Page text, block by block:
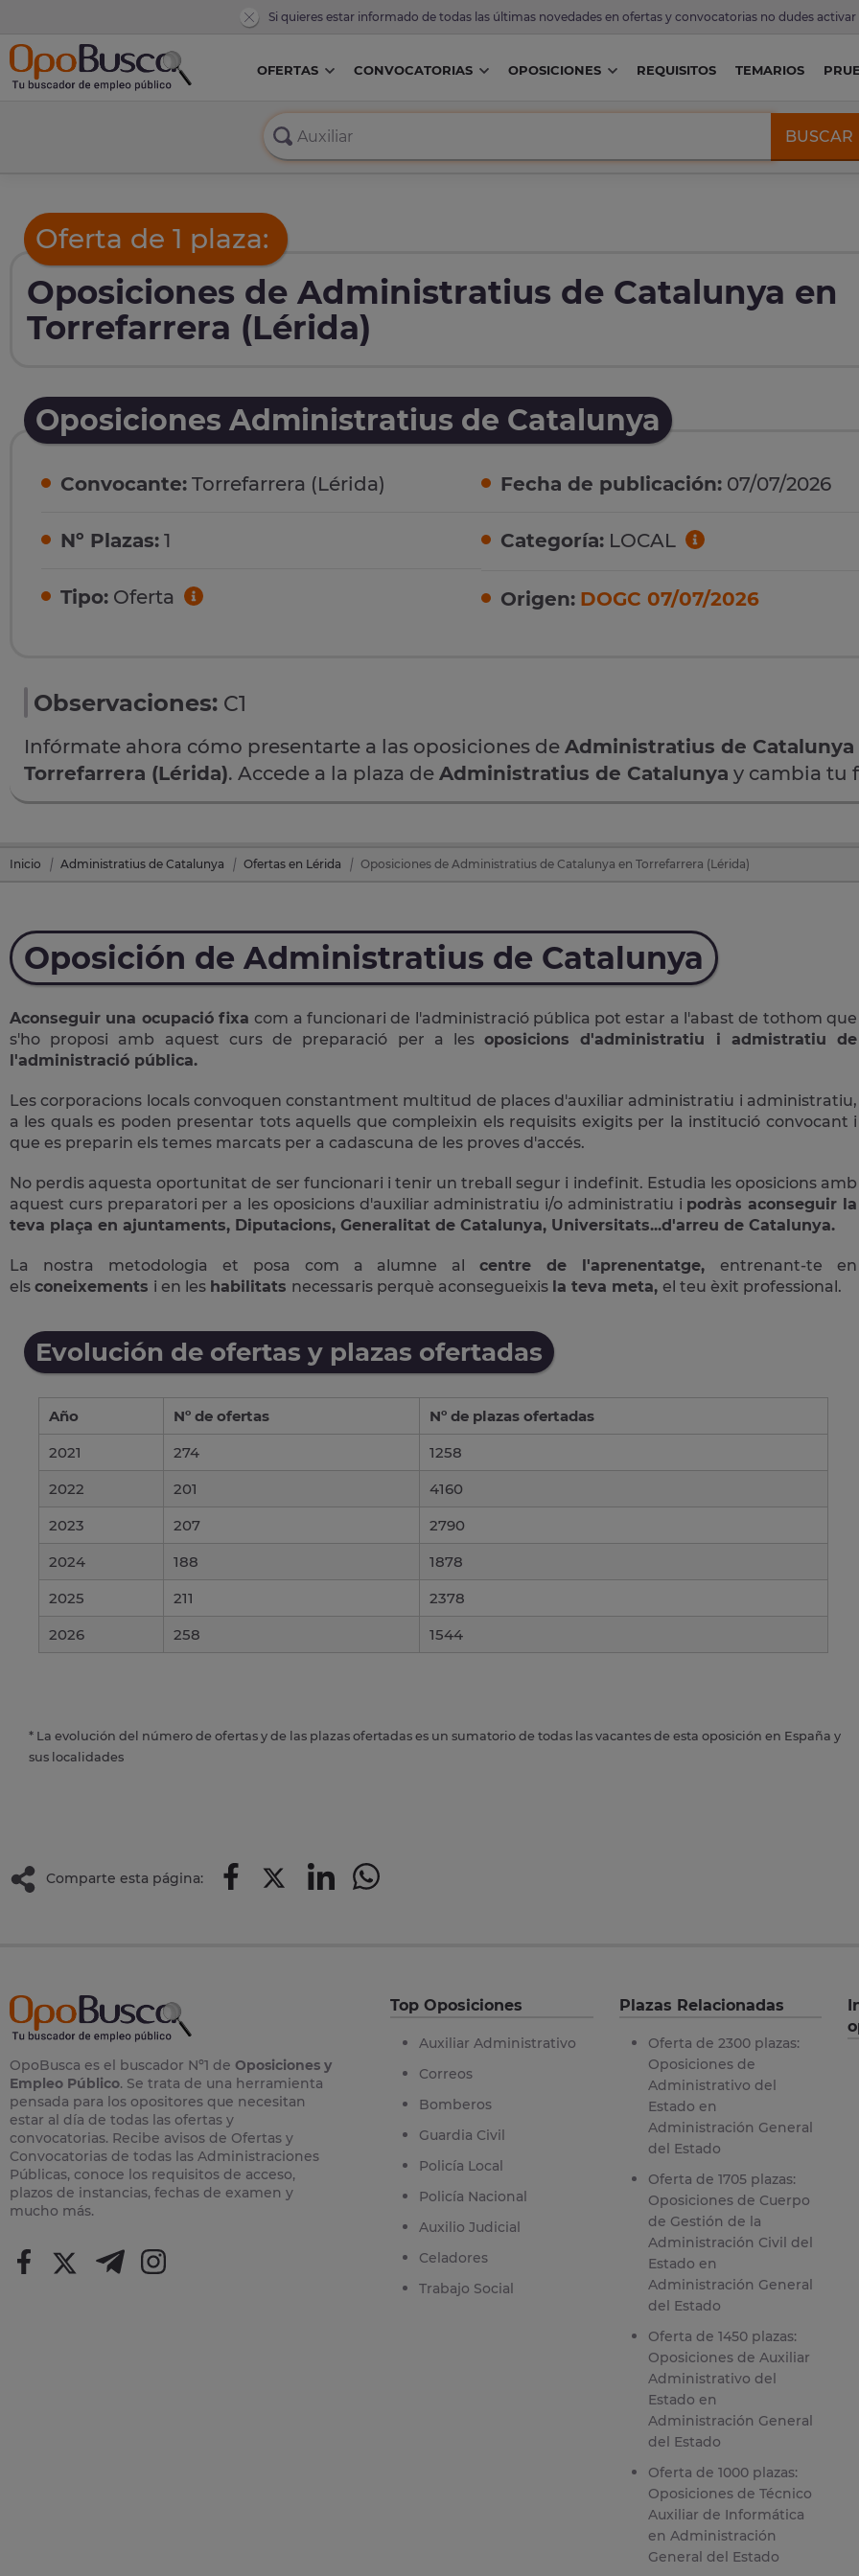
Si quieres estar informado de todas las últimas novedades en ofertas y convocatorias no dudes activar
OFERTAS CONVOCATORIAS OPOSICIONES REQUISITOS TEMARIOS
BUSCAR
Oferta de 1 plaza:
Oposiciones de Administratius de Catalunya en
Torrefarrera (Lérida)
Oposiciones Administratius de Catalunya
Convocante: Torrefarrera (Lérida)
Nº Plazas: 1
Tipo: Oferta
Fecha de publicación: 07/07/2026
Categoría: LOCAL
Origen: DOGC 07/07/2026
Observaciones: C1
Infórmate ahora cómo presentarte a las oposiciones de Administratius de Catalunya
Torrefarrera (Lérida). Accede a la plaza de Administratius de Catalunya y cambia tu
Inicio Administratius de Catalunya Ofertas en Lérida Oposiciones de Administratius de Catalunya en Torrefarrera (Lérida)
Oposición de Administratius de Catalunya
Aconseguir una ocupació fixacom a funcionari de l'administració pública pot estar a l'abast de tothom que
s'ho proposi amb aquest curs de preparació per a lesoposicions d'administratiu i admistratiu de
l'administració pública.
Les corporacions locals convoquen constantment multitud de places d'auxiliar administratiu i administratiu,
a les quals es poden presentar tots aquells que compleixin els requisits exigits per la institució convocant i
que es preparin els temes marcats per a cadascuna de les proves d'accés.
No perdis aquesta oportunitat de ser funcionari i tenir un treball segur i indefinit. Estudia les oposicions amb
aquest curs preparatori per a les oposicions d'auxiliar administratiu i/o administratiu i podràs aconseguir la
teva plaça en ajuntaments, Diputacions, Generalitat de Catalunya, Universitats...d'arreu de Catalunya.
La nostra metodologia et posa com a alumne alcentre de l'aprenentatge,entrenant-te en
els coneixements i en les habilitats necessaris perquè aconsegueixis la teva meta, el teu èxit professional.
Evolución de ofertas y plazas ofertadas
Año Nº de ofertas
Nº de plazas ofertadas
2021
274
1258
2022
201
4160
2023
207
2790
2024
188
1878
2025
211
2378
2026
258 1544
* La evolución del número de ofertas y de las plazas ofertadas es un sumatorio de todas las vacantes de esta oposición en España y
sus localidades
Comparte esta página:
OpoBusca es el buscador Nº1 de Oposiciones y
Empleo Público. Se trata de una herramienta
pensada para los opositores que necesitan
estar al día de todas las ofertas y
convocatorias. Recibe avisos de Ofertas y
Convocatorias de todas las Administraciones
Públicas, conoce los requisitos de acceso,
plazos de instancias, fechas de examen y
mucho más.
Top Oposiciones
Auxiliar Administrativo
Correos
Bomberos
Guardia Civil
Policía Local
Policía Nacional
Auxilio Judicial
Celadores
Trabajo Social
Plazas Relacionadas
Oferta de 2300 plazas:
Oposiciones de
Administrativo del
Estado en
Administración General
del Estado
Oferta de 1705 plazas:
Oposiciones de Cuerpo
de Gestión de la
Administración Civil del
Estado en
Administración General
del Estado
Oferta de 1450 plazas:
Oposiciones de Auxiliar
Administrativo del
Estado en
Administración General
del Estado
Oferta de 1000 plazas:
Oposiciones de Técnico
Auxiliar de Informática
en Administración
General del Estado